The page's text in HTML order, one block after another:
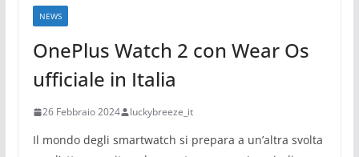
NEWS
OnePlus Watch 2 con Wear Os
ufficiale in Italia
26 Febbraio 2024 luckybreeze_it
Il mondo degli smartwatch si prepara a un’altra svolta